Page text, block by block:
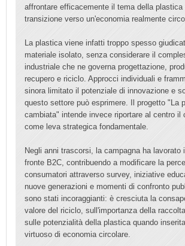
affrontare efficacemente il tema della plastica
transizione verso un'economia realmente
La plastica viene infatti troppo spesso
materiale isolato, senza considerare il
industriale che ne governa progettazione,
recupero e riciclo. Approcci individuali e
sinora limitato il potenziale di innovazione e
questo settore può esprimere. Il progetto "La
cambiata" intende invece riportare al centro il
come leva strategica fondamentale.
Negli anni trascorsi, la campagna ha lavorato
fronte B2C, contribuendo a modificare la
consumatori attraverso survey, iniziative
nuove generazioni e momenti di confronto
sono stati incoraggianti: è cresciuta la
valore del riciclo, sull'importanza della
sulle potenzialità della plastica quando
virtuoso di economia circolare.